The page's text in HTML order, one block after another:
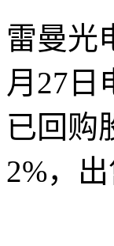
雷曼光
月27日
已回购
2%，